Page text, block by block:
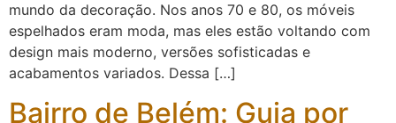
mundo da decoração. Nos anos 70 e 80, os móveis
espelhados eram moda, mas eles estão voltando com
design mais moderno, versões sofisticadas e
acabamentos variados. Dessa […]
Bairro de Belém: Guia por